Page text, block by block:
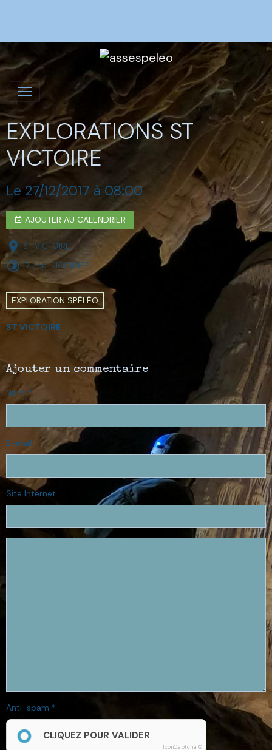
EXPLORATIONS ST
VICTOIRE
Le 27/12/2017 à 08:00
AJOUTER AU CALENDRIER
ST VICTOIRE
Durée : JOURNEE
EXPLORATION SPÉLÉO
ST VICTOIRE
Ajouter un commentaire
Nom
E-mail
Site Internet
Anti-spam
CLIQUEZ POUR VALIDER
IconCaptcha ©